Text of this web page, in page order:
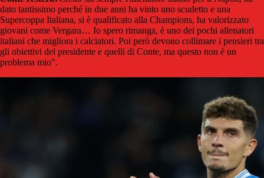
dato tantissimo perché in due anni ha vinto uno scudetto e una
Supercoppa Italiana, si è qualificato alla Champions, ha valorizzato
giovani come Vergara… Io spero rimanga, è uno dei pochi allenatori
italiani che migliora i calciatori. Poi però devono collimare i pensieri tra
gli obiettivi del presidente e quelli di Conte, ma questo non è un
problema mio".